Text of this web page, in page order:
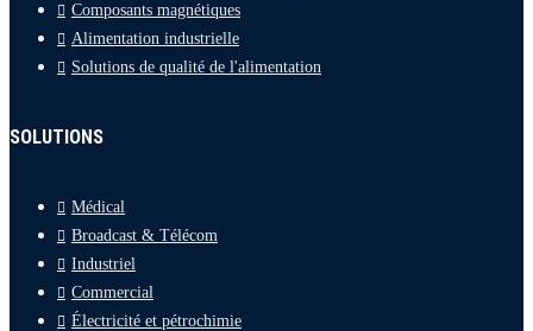
Composants magnétiques
Alimentation industrielle
Solutions de qualité de l'alimentation
SOLUTIONS
Médical
Broadcast & Télécom
Industriel
Commercial
Électricité et pétrochimie